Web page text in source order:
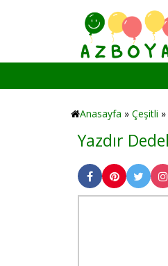
Anasayfa » Çeşitli »
Yazdır